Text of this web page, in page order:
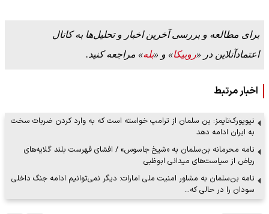
برای مطالعه و بررسی آخرین اخبار و تحلیل‌ها به کانال
اعتمادآنلاین در «روبیکا» و «بله» مراجعه کنید.
اخبار مرتبط
نیویورک‌تایمز: بن سلمان از ترامپ خواسته است که به وارد کردن ضربات سخت
به ایران ادامه دهد
نامه محرمانه بن‌سلمان به «شیخ جاسوس» / افشای فهرست بلند گلایه‌های
ریاض از سیاست‌های میدانی ابوظبی
نامه بن‌سلمان به مشاور امنیت ملی امارات: دیگر نمی‌توانیم ادامه جنگ داخلی
سودان را در حالی که…